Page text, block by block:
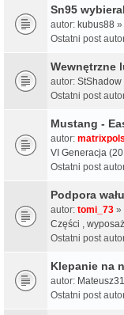
Sn95
autor: kubus88 »
Ostatni post
Wewnętrzne
autor: StShadow
Ostatni post
Mustang -
autor:
VI Generacja
Ostatni post
Podpora
autor: tomi_73 »
Części ,
Ostatni post
Klepanie na
autor: Mateusz31
Ostatni post